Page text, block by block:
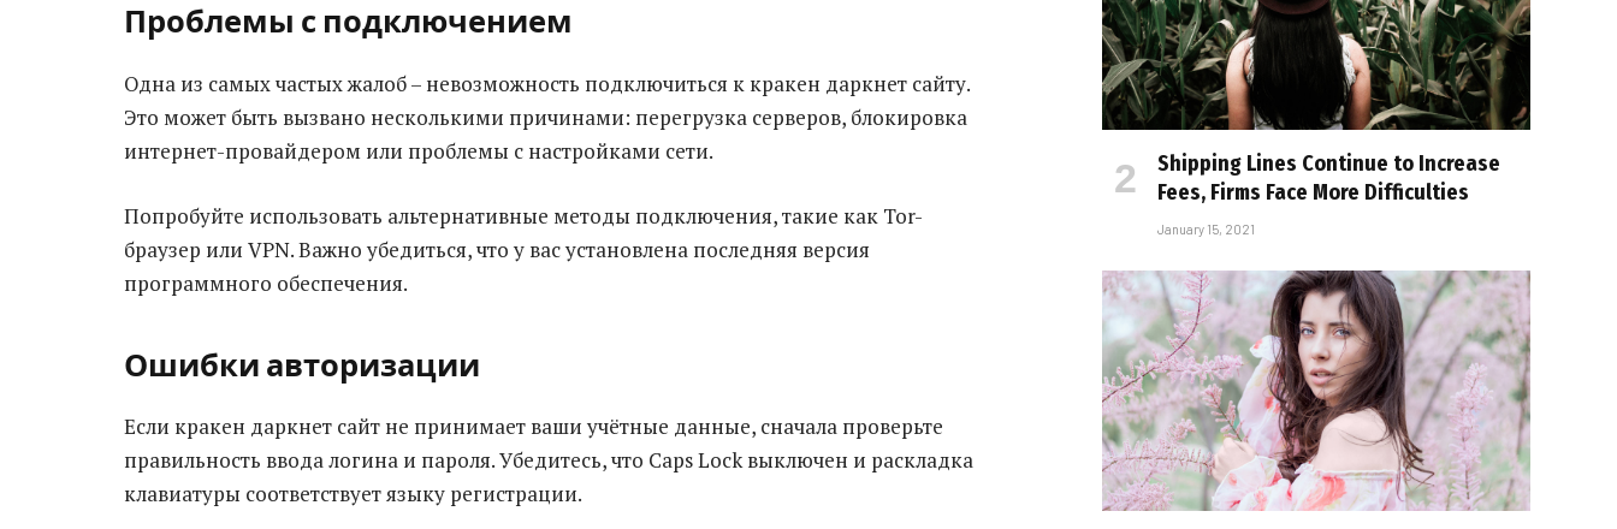
Проблемы с подключением
Одна из самых частых жалоб – невозможность подключиться к кракен даркнет сайту.
Это может быть вызвано несколькими причинами: перегрузка серверов, блокировка
интернет-провайдером или проблемы с настройками сети.
Попробуйте использовать альтернативные методы подключения, такие как Tor-
браузер или VPN. Важно убедиться, что у вас установлена последняя версия
программного обеспечения.
Ошибки авторизации
Если кракен даркнет сайт не принимает ваши учётные данные, сначала проверьте
правильность ввода логина и пароля. Убедитесь, что Caps Lock выключен и раскладка
клавиатуры соответствует языку регистрации.
Shipping Lines Continue to Increase
Fees, Firms Face More Difficulties
January 15, 2021